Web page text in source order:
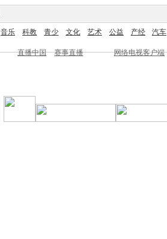
音乐 科教 青少 文化 艺术 公益 产经 汽车
直播中国 赛事直播 网络电视客户端